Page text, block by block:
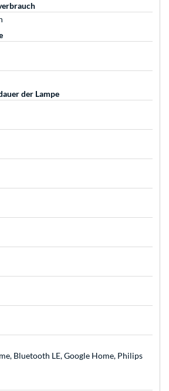
der Lampe
Bluetooth LE, Google Home, Philips